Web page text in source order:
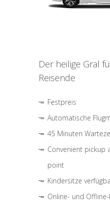
Der heilige Gral
Reisende
Festpreis
Automatische
45 Minuten
Convenient pickup
point
Kindersitze
Online- und